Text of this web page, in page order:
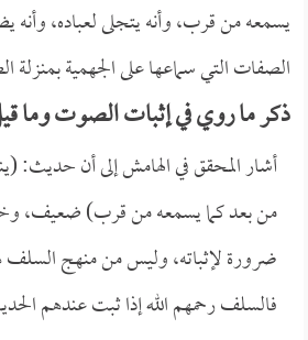
يسمعه من قرب، وأنه يتجلى لعباده،
الصفات التي سماعها على الجهمية
ذكر ما روي في إثبات الصوت وما
أشار المحقق في الهامش إلى أن حديث:
من بعد كما يسمعه من قرب) ضعيف،
ضرورة لإثباته، وليس من منهج
فالسلف رحمهم الله إذا ثبت عندهم